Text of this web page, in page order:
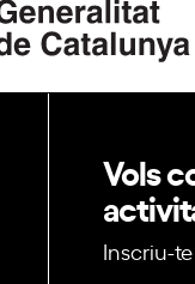
Vols
Inscriu-